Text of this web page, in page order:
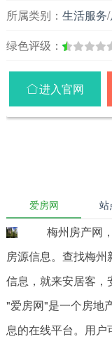
所属类别： 生活服务/
绿色评级：
进入官网
爱房网 站
梅州房产网
房源信息。查找梅
信息，就来安居客，
"爱房网"是一个房地
息的在线平台。用